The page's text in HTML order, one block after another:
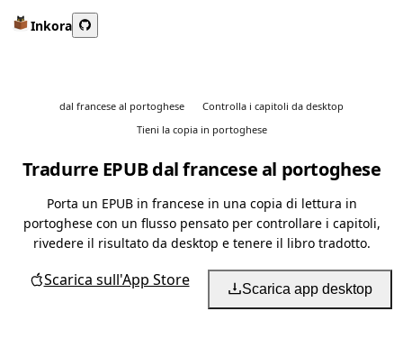
Inkora
dal francese al portoghese
Controlla i capitoli da desktop
Tieni la copia in portoghese
Tradurre EPUB dal francese al portoghese
Porta un EPUB in francese in una copia di lettura in
portoghese con un flusso pensato per controllare i capitoli,
rivedere il risultato da desktop e tenere il libro tradotto.
Scarica sull'App Store Scarica app desktop